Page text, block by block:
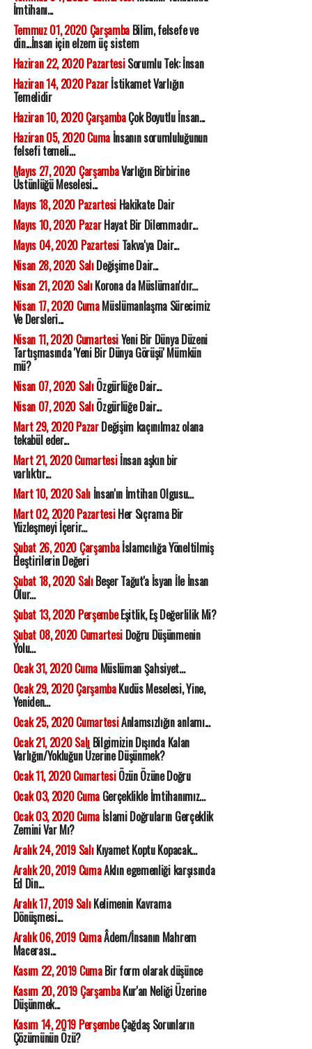
İmtihanı...
Temmuz 01, 2020 ÇarşambaBilim, felsefe ve
din...İnsan için elzem üç sistem
Haziran 22, 2020 PazartesiSorumlu Tek: İnsan
Haziran 14, 2020 Pazarİstikamet Varlığın
Temelidir
Haziran 10, 2020 ÇarşambaÇok Boyutlu İnsan...
Haziran 05, 2020 Cumaİnsanın sorumluluğunun
felsefi temeli...
Mayıs 27, 2020 ÇarşambaVarlığın Birbirine
Üstünlüğü Meselesi...
Mayıs 18, 2020 PazartesiHakikate Dair
Mayıs 10, 2020 PazarHayat Bir Dilemmadır...
Mayıs 04, 2020 PazartesiTakva'ya Dair...
Nisan 28, 2020 SalıDeğişime Dair...
Nisan 21, 2020 SalıKorona da Müslüman'dır...
Nisan 17, 2020 CumaMüslümanlaşma Sürecimiz
Ve Dersleri...
Nisan 11, 2020 CumartesiYeni Bir Dünya Düzeni
Tartışmasında 'Yeni Bir Dünya Görüşü' Mümkün
mü?
Nisan 07, 2020 SalıÖzgürlüğe Dair...
Nisan 07, 2020 SalıÖzgürlüğe Dair...
Mart 29, 2020 PazarDeğişim kaçınılmaz olana
tekabül eder...
Mart 21, 2020 Cumartesiİnsan aşkın bir
varlıktır...
Mart 10, 2020 Salıİnsan'ın İmtihan Olgusu...
Mart 02, 2020 PazartesiHer Sıçrama Bir
Yüzleşmeyi İçerir...
Şubat 26, 2020 Çarşambaİslamcılığa Yöneltilmiş
Eleştirilerin Değeri
Şubat 18, 2020 SalıBeşer Tağut'a İsyan İle İnsan
Olur...
Şubat 13, 2020 PerşembeEşitlik, Eş Değerlilik Mi?
Şubat 08, 2020 CumartesiDoğru Düşünmenin
Yolu...
Ocak 31, 2020 CumaMüslüman Şahsiyet...
Ocak 29, 2020 ÇarşambaKudüs Meselesi, Yine,
Yeniden...
Ocak 25, 2020 CumartesiAnlamsızlığın anlamı...
Ocak 21, 2020 SalıBilgimizin Dışında Kalan
Varlığın/Yokluğun Üzerine Düşünmek?
Ocak 11, 2020 CumartesiÖzün Özüne Doğru
Ocak 03, 2020 CumaGerçeklikle İmtihanımız...
Ocak 03, 2020 Cumaİslami Doğruların Gerçeklik
Zemini Var Mı?
Aralık 24, 2019 SalıKıyamet Koptu Kopacak...
Aralık 20, 2019 CumaAklın egemenliği karşısında
Ed Din...
Aralık 17, 2019 SalıKelimenin Kavrama
Dönüşmesi...
Aralık 06, 2019 CumaÂdem/İnsanın Mahrem
Macerası...
Kasım 22, 2019 CumaBir form olarak düşünce
Kasım 20, 2019 ÇarşambaKur'an Neliği Üzerine
Düşünmek...
Kasım 14, 2019 PerşembeÇağdaş Sorunların
Çözümünün Özü?